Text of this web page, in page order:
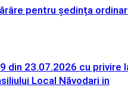
pentru ședința
din 23.07.2026 cu privire
Local Năvodari in